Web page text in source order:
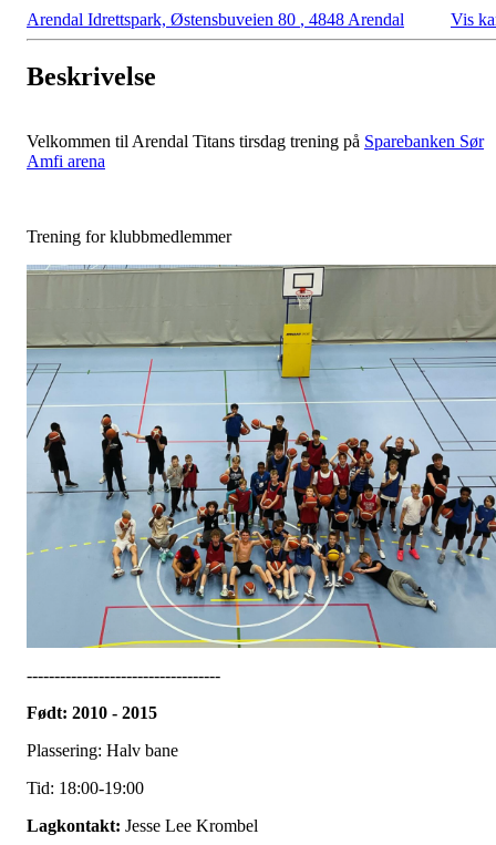
Arendal Idrettspark, Østensbuveien 80 , 4848 Arendal Vis
Beskrivelse
Velkommen til Arendal Titans tirsdag trening på Sparebanken Sør
Amfi arena
Trening for klubbmedlemmer
-----------------------------------
Født: 2010 - 2015
Plassering: Halv bane
Tid: 18:00-19:00
Lagkontakt: Jesse Lee Krombel